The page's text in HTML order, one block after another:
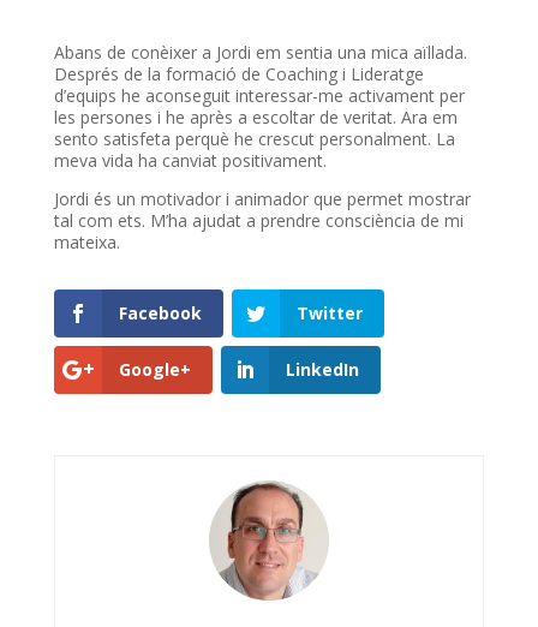
Abans de conèixer a Jordi em sentia una mica aïllada.
Després de la formació de Coaching i Lideratge
d’equips he aconseguit interessar-me activament per
les persones i he après a escoltar de veritat. Ara em
sento satisfeta perquè he crescut personalment. La
meva vida ha canviat positivament.
Jordi és un motivador i animador que permet mostrar
tal com ets. M’ha ajudat a prendre consciència de mi
mateixa.
Facebook Twitter
Google+ LinkedIn